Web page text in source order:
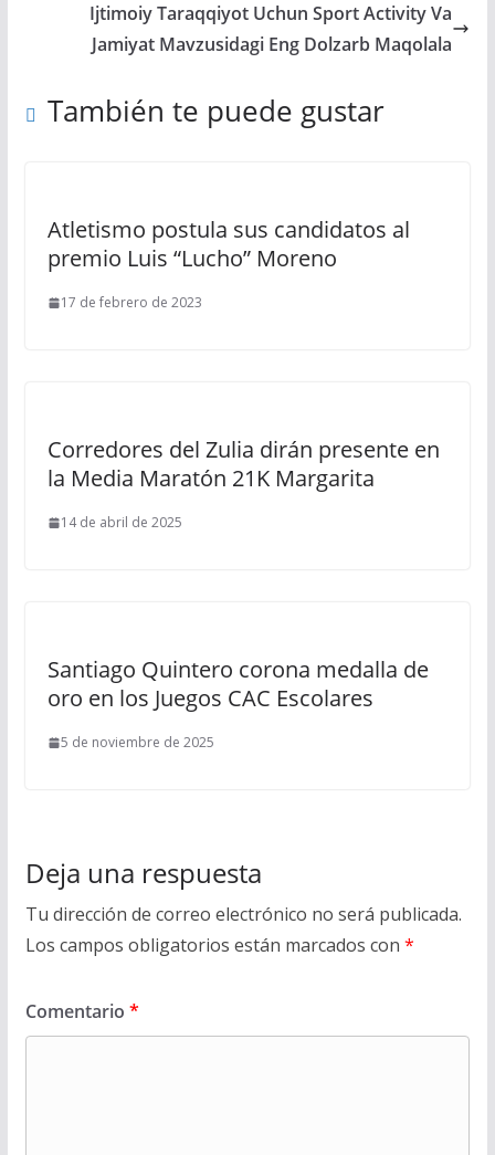
Ijtimoiy Taraqqiyot Uchun Sport Activity Va
Jamiyat Mavzusidagi Eng Dolzarb Maqolala
También te puede gustar
Atletismo postula sus candidatos al
premio Luis “Lucho” Moreno
17 de febrero de 2023
Corredores del Zulia dirán presente en
la Media Maratón 21K Margarita
14 de abril de 2025
Santiago Quintero corona medalla de
oro en los Juegos CAC Escolares
5 de noviembre de 2025
Deja una respuesta
Tu dirección de correo electrónico no será publicada.
Los campos obligatorios están marcados con *
Comentario *